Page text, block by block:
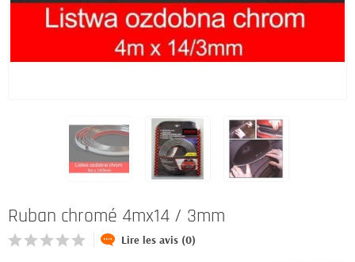
Ruban chromé 4mx14 / 3mm
Lire les avis (0)